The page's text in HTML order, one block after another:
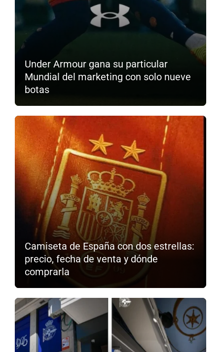
Under Armour gana su particular
Mundial del marketing con solo nueve
botas
Camiseta de España con dos estrellas:
precio, fecha de venta y dónde
comprarla